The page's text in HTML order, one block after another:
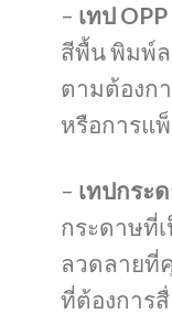
– เทป
สีพื้น พิมพ์
ตามต้องก
หรือการแ
– เทปกระ
กระดาษที่
ลวดลายที่
ที่ต้องการ